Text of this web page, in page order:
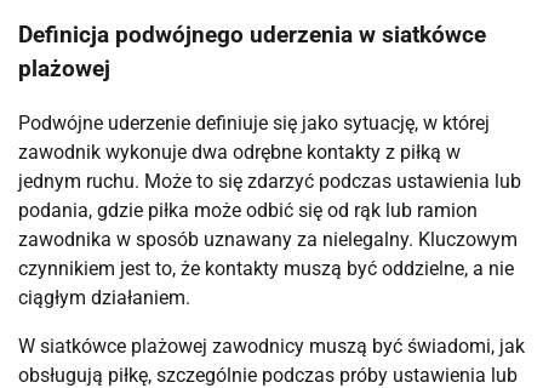
Definicja podwójnego uderzenia w siatkówce
plażowej
Podwójne uderzenie definiuje się jako sytuację, w której
zawodnik wykonuje dwa odrębne kontakty z piłką w
jednym ruchu. Może to się zdarzyć podczas ustawienia lub
podania, gdzie piłka może odbić się od rąk lub ramion
zawodnika w sposób uznawany za nielegalny. Kluczowym
czynnikiem jest to, że kontakty muszą być oddzielne, a nie
ciągłym działaniem.
W siatkówce plażowej zawodnicy muszą być świadomi, jak
obsługują piłkę, szczególnie podczas próby ustawienia lub